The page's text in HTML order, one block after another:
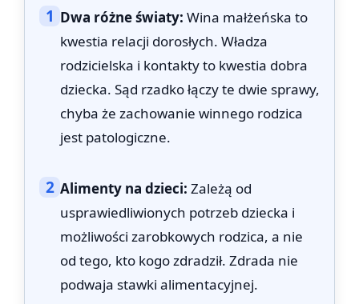
1 Dwa różne światy: Wina małżeńska to
kwestia relacji dorosłych. Władza
rodzicielska i kontakty to kwestia dobra
dziecka. Sąd rzadko łączy te dwie sprawy,
chyba że zachowanie winnego rodzica
jest patologiczne.
2 Alimenty na dzieci: Zależą od
usprawiedliwionych potrzeb dziecka i
możliwości zarobkowych rodzica, a nie
od tego, kto kogo zdradził. Zdrada nie
podwaja stawki alimentacyjnej.